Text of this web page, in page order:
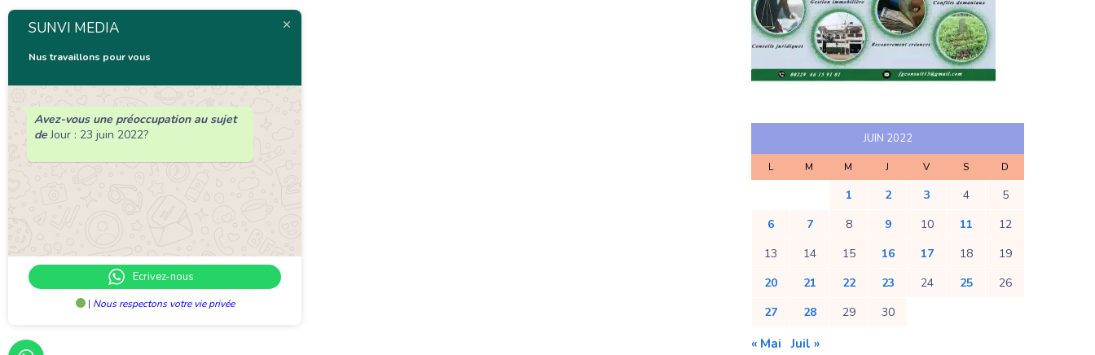
JUIN 2022
L M M J V S D
1 2 3 4
5
6
7 8 9 10 11
12
13
14 15 16 17 18
19
20
21 22 23 24 25
26
27
28 29 30
« Mai Juil »
SUNVI MEDIA
Nus travaillons pour vous
Avez-vous une préoccupation au sujet
deJour : 23 juin 2022?
Ecrivez-nous
| Nous respectons votre vie privée